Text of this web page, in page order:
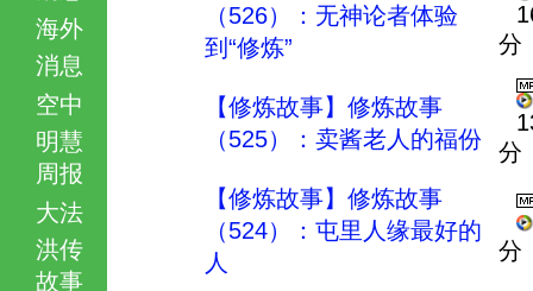
海外
消息
空中
明慧
周报
大法
洪传
故事
（526）：无神论者体验
到“修炼”
分
【修炼故事】修炼故事
（525）：卖酱老人的福份
分
【修炼故事】修炼故事
（524）：屯里人缘最好的
人
分